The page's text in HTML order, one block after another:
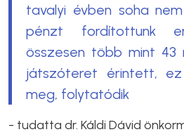
tavalyi évben soha
pénzt fordítottunk
összesen több mint 43
játszóteret érintett,
meg, folytatódik
- tudatta dr. Káldi Dávid